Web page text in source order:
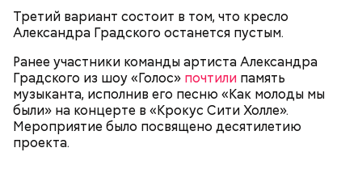
Третий вариант состоит в том, что кресло
Александра Градского останется пустым.
Ранее участники команды артиста Александра
Градского из шоу «Голос» почтили память
музыканта, исполнив его песню «Как молоды мы
были» на концерте в «Крокус Сити Холле».
Мероприятие было посвящено десятилетию
проекта.
нужно застыть на месте и не двигаться;
нельзя ни в коем случае махать руками;
не стоит пытаться «поймать» молнию или
потрогать, особенно металлическими
предметами.